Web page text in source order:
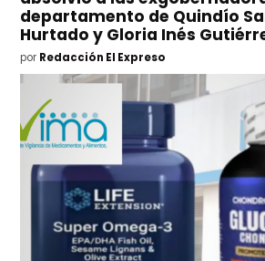
departamento de Quindío
Hurtado y Gloria Inés
por Redacción El Expreso